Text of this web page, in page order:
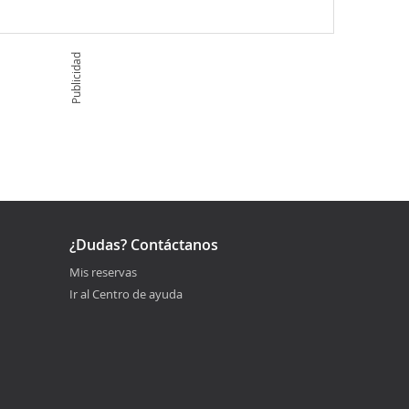
Publicidad
¿Dudas? Contáctanos
Mis reservas
Ir al Centro de ayuda